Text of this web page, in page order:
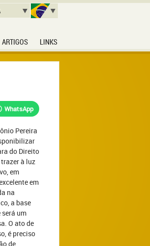
ARTIGOS LINKS
WhatsApp
Pereira
do Direito
à luz
em
em
na
a base
um
O ato de
é preciso
de